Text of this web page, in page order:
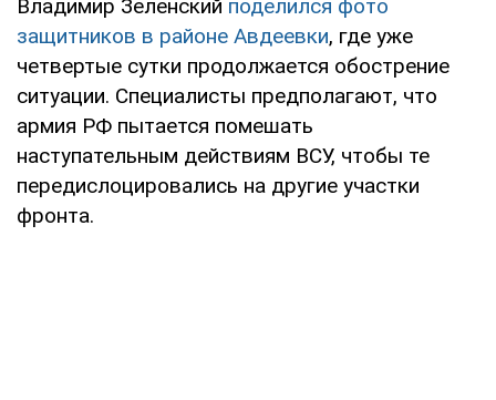
Владимир Зеленский поделился фото
защитников в районе Авдеевки, где уже
четвертые сутки продолжается обострение
ситуации. Специалисты предполагают, что
армия РФ пытается помешать
наступательным действиям ВСУ, чтобы те
передислоцировались на другие участки
фронта.